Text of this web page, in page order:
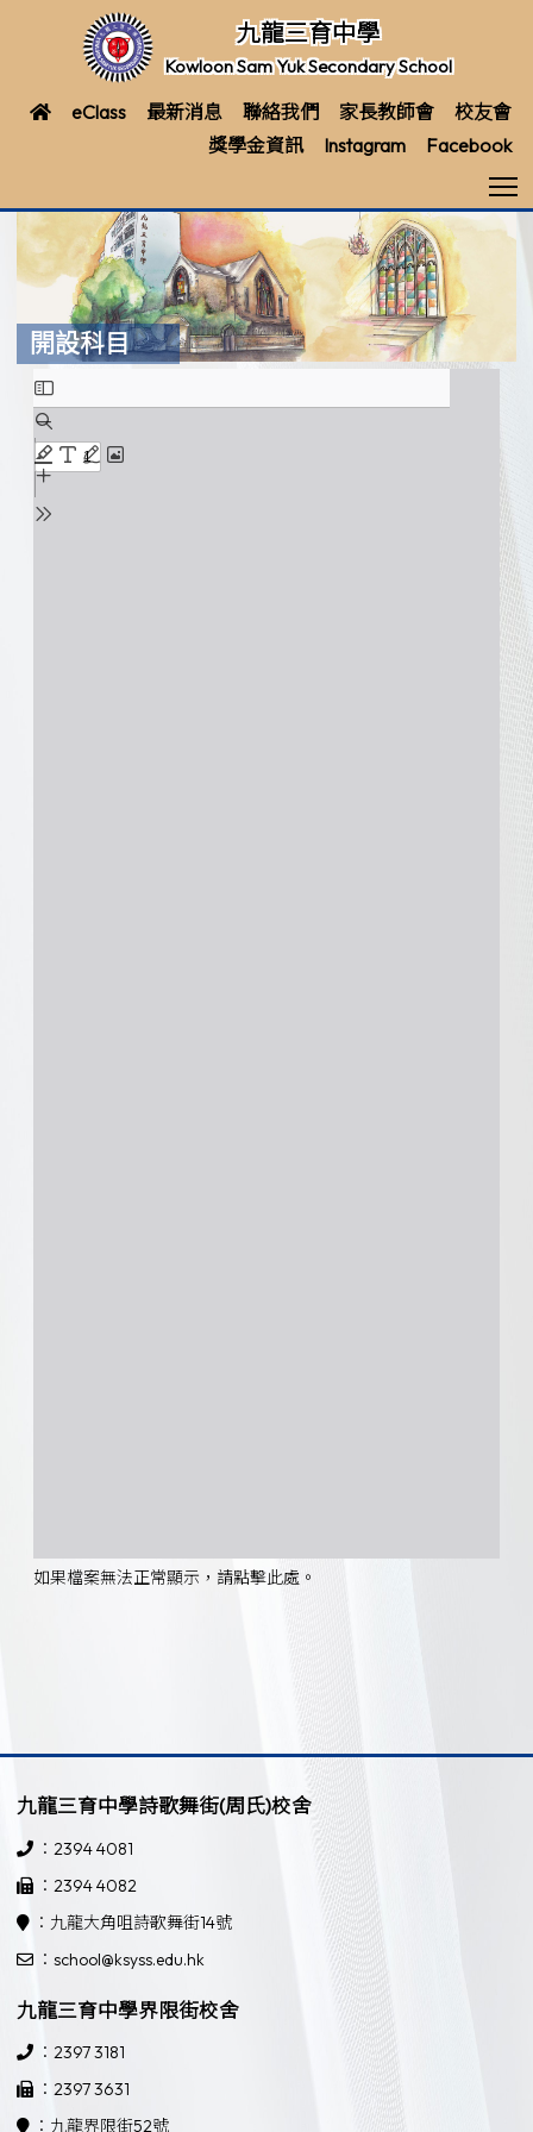
九龍三育中學
Kowloon Sam Yuk Secondary School
eClass 最新消息 聯絡我們 家長教師會
校友會
獎學金資訊
Instagram Facebook
開設科目
如果檔案無法正常顯示，請點擊此處。
九龍三育中學詩歌舞街(周氏)校舍
：2394 4081
：2394 4082
：九龍大角咀詩歌舞街14號
：school@ksyss.edu.hk
九龍三育中學界限街校舍
：2397 3181
：2397 3631
：九龍界限街52號